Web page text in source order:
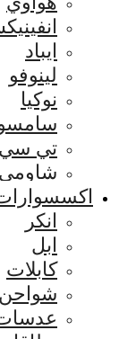
ايباد
لينوفو
نوكيا
تي
شاومي
انكر
ابل
كابلات
شواحن